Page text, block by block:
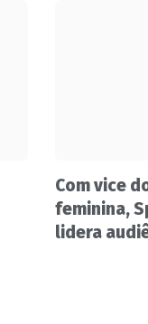
Com vice
feminina,
lidera